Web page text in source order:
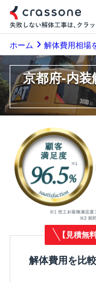
ホーム 解体費用相場
京都府-内
【見積無
解体費用を比